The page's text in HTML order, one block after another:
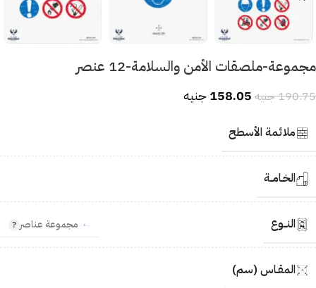
مجموعة-ملصقات الأمن والسلامة-12 عنصر
190.75جنيه 158.05جنيه
ملائمة الأسطح
الخـامــة
النــوع مجموعة عناصر
المقـاس (سم)